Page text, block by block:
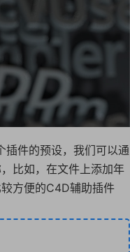
插件的预设，我们可以通
比如，在文件上添加年
方便的C4D辅助插件